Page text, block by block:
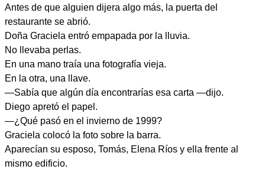
Antes de que alguien dijera algo más, la puerta del
restaurante se abrió.
Doña Graciela entró empapada por la lluvia.
No llevaba perlas.
En una mano traía una fotografía vieja.
En la otra, una llave.
—Sabía que algún día encontrarías esa carta —dijo.
Diego apretó el papel.
—¿Qué pasó en el invierno de 1999?
Graciela colocó la foto sobre la barra.
Aparecían su esposo, Tomás, Elena Ríos y ella frente al
mismo edificio.